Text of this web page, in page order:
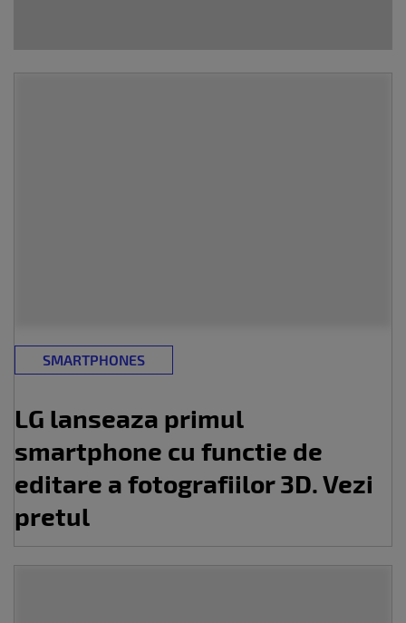
SMARTPHONES
LG lanseaza primul
smartphone cu functie de
editare a fotografiilor 3D. Vezi
pretul